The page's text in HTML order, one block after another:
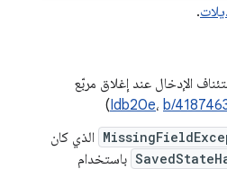
.
الإدخال عند إغلاق مربّع
Idb20e، b/
)
الذي كان
باستخدام